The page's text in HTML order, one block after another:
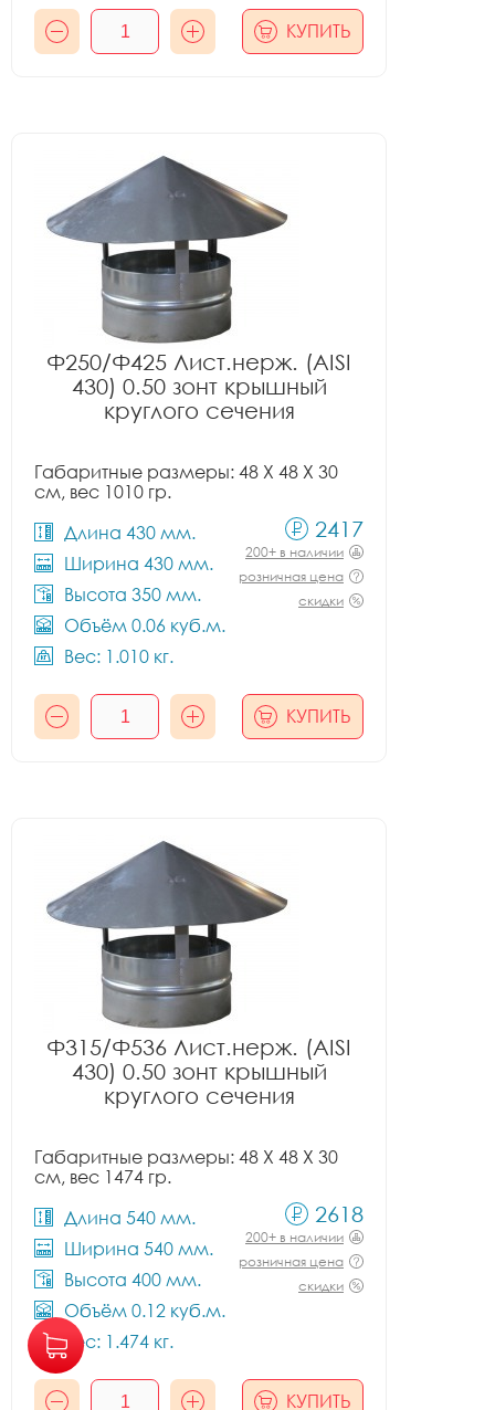
КУПИТЬ
Ф250/Ф425 Лист.нерж. (AISI
430) 0.50 зонт крышный
круглого сечения
Габаритные размеры: 48 X 48 X 30
см, вес 1010 гр.
Длина 430 мм.
Ширина 430 мм.
Высота 350 мм.
Объём 0.06 куб.м.
Вес: 1.010 кг.
2417
200+ в наличии
розничная цена
скидки
КУПИТЬ
Ф315/Ф536 Лист.нерж. (AISI
430) 0.50 зонт крышный
круглого сечения
Габаритные размеры: 48 X 48 X 30
см, вес 1474 гр.
Длина 540 мм.
Ширина 540 мм.
Высота 400 мм.
Объём 0.12 куб.м.
Вес: 1.474 кг.
2618
200+ в наличии
розничная цена
скидки
КУПИТЬ